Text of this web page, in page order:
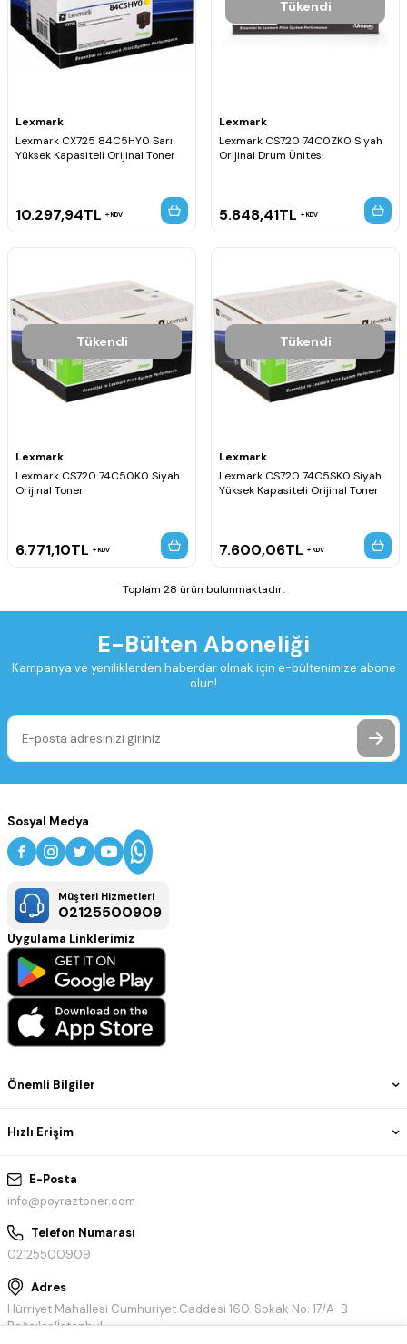
Lexmark
Lexmark CX725 84C5HY0 Sarı
Yüksek Kapasiteli Orijinal Toner
10.297,94TL KDV
Tükendi
Lexmark
Lexmark CS720 74C0ZK0 Siyah
Orijinal Drum Ünitesi
5.848,41TL KDV
Tükendi
Lexmark
Lexmark CS720 74C50K0 Siyah
Orijinal Toner
6.771,10TL KDV
Tükendi
Lexmark
Lexmark CS720 74C5SK0 Siyah
Yüksek Kapasiteli Orijinal Toner
7.600,06TL KDV
Toplam 28 ürün bulunmaktadır.
E-Bülten Aboneliği
Kampanya ve yeniliklerden haberdar olmak için e-bültenimize abone
olun!
E-Posta
info@poyraztoner.com
Telefon Numarası
02125500909
Adres
Hürriyet Mahallesi Cumhuriyet Caddesi 160. Sokak No: 17/A-B
Bağcılar/İstanbul
Önemli Bilgiler
Hızlı Erişim
Sosyal Medya
Müşteri Hizmetleri
02125500909
Uygulama Linklerimiz